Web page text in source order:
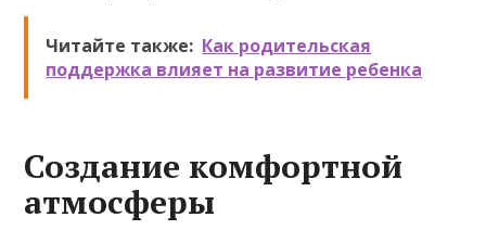
Читайте также: Как родительская
поддержка влияет на развитие ребенка
Создание комфортной
атмосферы